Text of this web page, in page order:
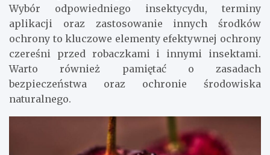
Wybór odpowiedniego insektycydu, terminy
aplikacji oraz zastosowanie innych środków
ochrony to kluczowe elementy efektywnej ochrony
czereśni przed robaczkami i innymi insektami.
Warto również pamiętać o zasadach
bezpieczeństwa oraz ochronie środowiska
naturalnego.